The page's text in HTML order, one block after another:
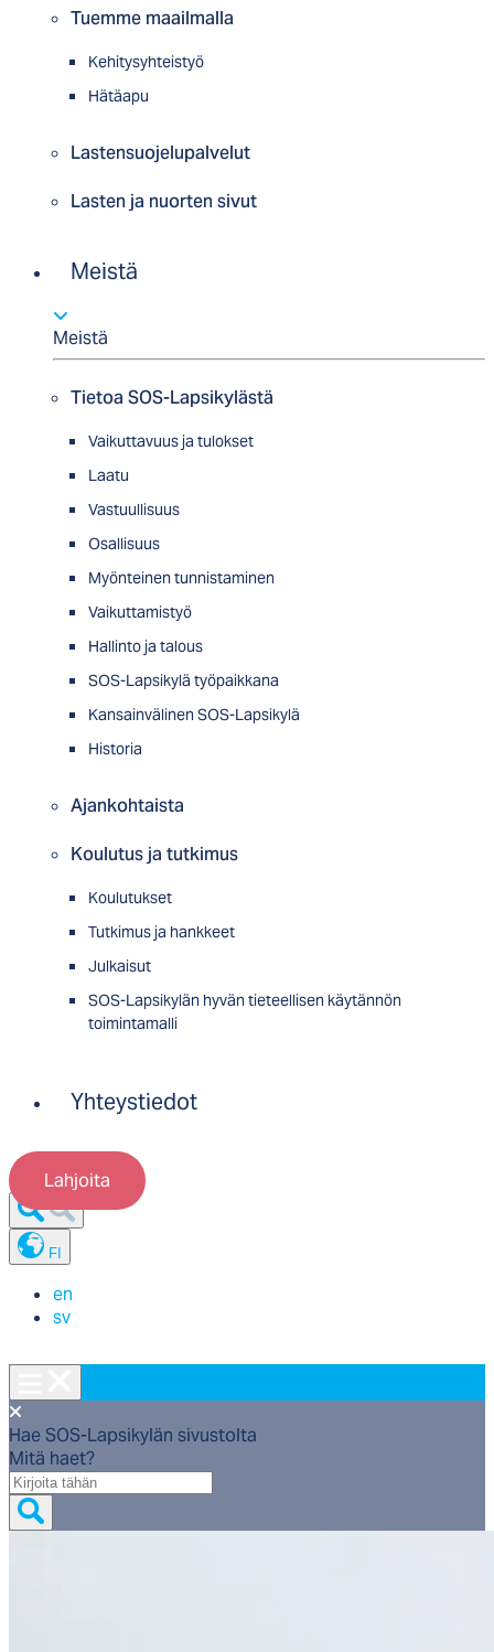
Tuemme maailmalla
Kehitysyhteistyö
Hätäapu
Lastensuojelupalvelut
Lasten ja nuorten sivut
Meistä
Meistä
Tietoa SOS-Lapsikylästä
Vaikuttavuus ja tulokset
Laatu
Vastuullisuus
Osallisuus
Myön­tei­nen tun­nis­ta­minen
Vaikuttamistyö
Hallinto ja talous
SOS-Lapsikylä työpaikkana
Kansainvälinen SOS-Lapsikylä
Historia
Ajankohtaista
Koulutus ja tutkimus
Koulutukset
Tutkimus ja hankkeet
Julkaisut
SOS-Lapsikylän hyvän tieteellisen käytännön
toimintamalli
Yhteystiedot
Lahjoita
FI
en
sv
Hae SOS-Lapsikylän sivustolta
Mitä haet?
Mitä
haet?